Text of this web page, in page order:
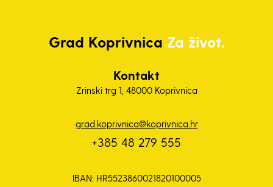
Grad Koprivnica Za život.
Kontakt
Zrinski trg 1, 48000 Koprivnica
grad.koprivnica@koprivnica.hr
+385 48 279 555
IBAN: HR5523860021820100005